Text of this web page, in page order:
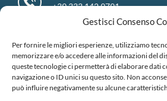
Gestisci Consenso
Per fornire le migliori esperienze, utilizziamo
memorizzare e/o accedere alle informazioni del
queste tecnologie ci permetterà di elaborare dati
navigazione o ID unici su questo sito. Non
può influire negativamente su alcune
+39 333 142 9791
info@assomurgia.it